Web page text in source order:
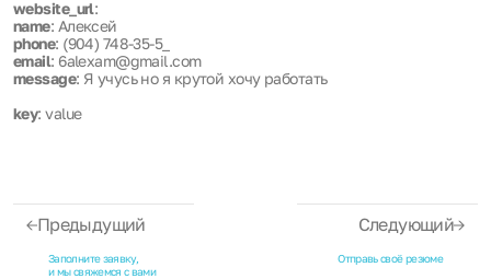
website_url:
name: Алексей
phone: (904) 748-35-5_
email: 6alexam@gmail.com
message: Я учусь но я крутой хочу работать
key: value
Предыдущий
Заполните заявку,
и мы свяжемся с вами
Следующий
Отправь своё резюме